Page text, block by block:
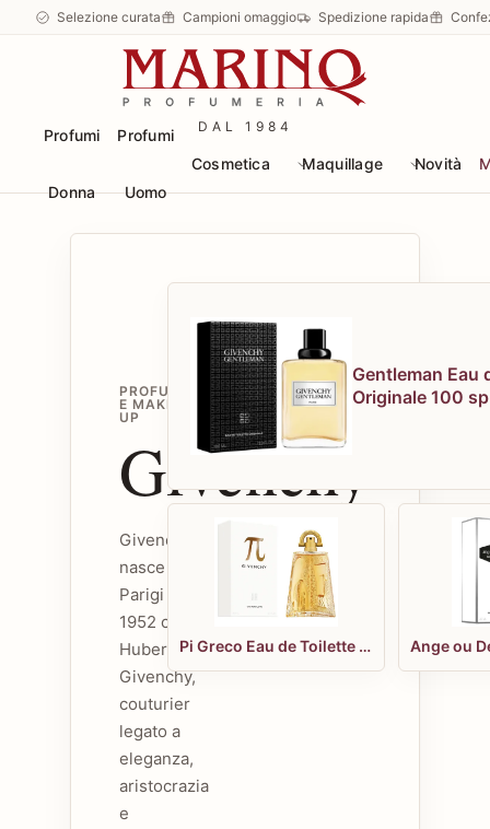
Selezione curata Campioni omaggio Spedizione rapida
DAL 1984
Profumi
Donna
Profumi
Uomo
Cosmetica Maquillage Novità
PROFUMI
E MAKE-
UP
Givenchy
Givenchy
nasce a
Parigi nel
1952 con
Hubert de
Givenchy,
couturier
legato a
eleganza,
aristocrazia
e
Gentleman Eau
Originale 100
Pi Greco Eau de Toilette 100 spray